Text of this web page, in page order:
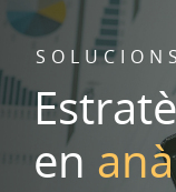
en